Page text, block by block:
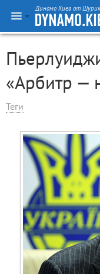
Динамо Киев от
«Арбитр —
Теги